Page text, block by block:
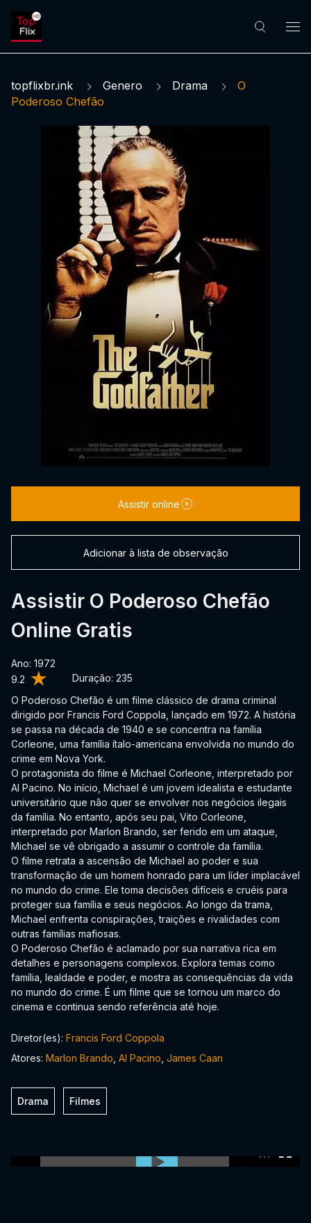
topflixbr.ink Genero Drama
O
Poderoso Chefão
9.2 Duração: 235
Assistir O Poderoso Chefão
Online Gratis
Ano: 1972
O Poderoso Chefão é um filme clássico de drama criminal
dirigido por Francis Ford Coppola, lançado em 1972. A história
se passa na década de 1940 e se concentra na família
Corleone, uma família ítalo-americana envolvida no mundo do
crime em Nova York.
O protagonista do filme é Michael Corleone, interpretado por
Al Pacino. No início, Michael é um jovem idealista e estudante
universitário que não quer se envolver nos negócios ilegais
da família. No entanto, após seu pai, Vito Corleone,
interpretado por Marlon Brando, ser ferido em um ataque,
Michael se vê obrigado a assumir o controle da família.
O filme retrata a ascensão de Michael ao poder e sua
transformação de um homem honrado para um líder implacável
no mundo do crime. Ele toma decisões difíceis e cruéis para
proteger sua família e seus negócios. Ao longo da trama,
Michael enfrenta conspirações, traições e rivalidades com
outras famílias mafiosas.
O Poderoso Chefão é aclamado por sua narrativa rica em
detalhes e personagens complexos. Explora temas como
família, lealdade e poder, e mostra as consequências da vida
no mundo do crime. É um filme que se tornou um marco do
cinema e continua sendo referência até hoje.
Assistir online
Adicionar à lista de observação
Diretor(es): Francis Ford Coppola
Atores: Marlon Brando Al Pacino James Caan
Drama Filmes